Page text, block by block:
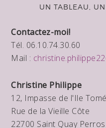
UN TABLEAU,
Contactez-moi!
Tél. 06.10.74.30.60
Mail :
Christine Philippe
12, Impasse de l'Ile Tomé
Rue de la Vieille Côte
22700 Saint Quay Perros